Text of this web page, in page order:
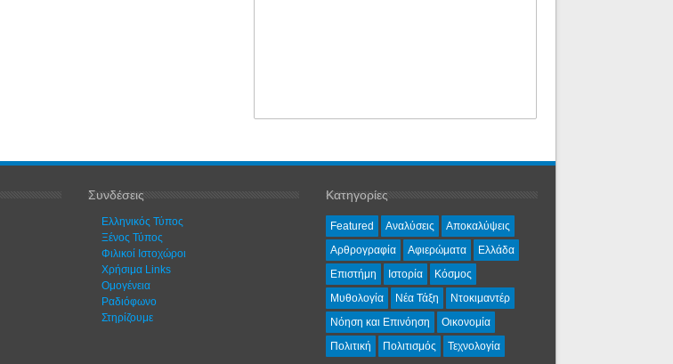
Συνδέσεις
Ελληνικός Τύπος
Ξένος Τύπος
Φιλικοί Ιστοχώροι
Χρήσιμα Links
Ομογένεια
Ραδιόφωνο
Στηρίζουμε
Κατηγορίες
Featured Αναλύσεις
Αποκαλύψεις
Αρθρογραφία
Αφιερώματα
Ελλάδα
Επιστήμη
Ιστορία
Κόσμος
Μυθολογία
Νέα Τάξη
Ντοκιμαντέρ
Νόηση και Επινόηση
Οικονομία
Πολιτική
Πολιτισμός Τεχνολογία